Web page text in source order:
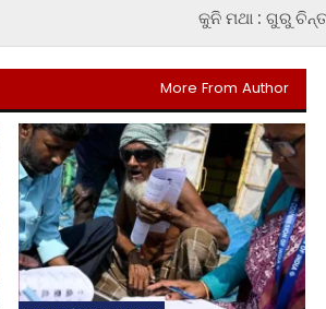
କୁନି ମଥା : ଗୁରୁ
More From Author